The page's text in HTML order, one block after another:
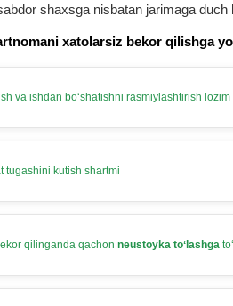
shaхsga nisbatan jarimaga duch
хatolarsiz bekor qilishga
va ishdan boʻshatishni rasmiylashtirish lozim
tugashini kutish shartmi
qilinganda qachon neustoyka toʻlashga